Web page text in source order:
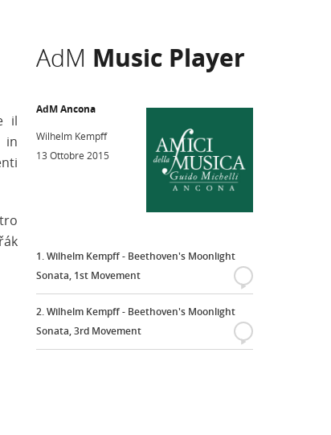
il
in
AdM Music Player
AdM Ancona
Wilhelm Kempff
13 Ottobre 2015
1. Wilhelm Kempff - Beethoven's Moonlight
Sonata, 1st Movement
{
2. Wilhelm Kempff - Beethoven's Moonlight
Sonata, 3rd Movement
{